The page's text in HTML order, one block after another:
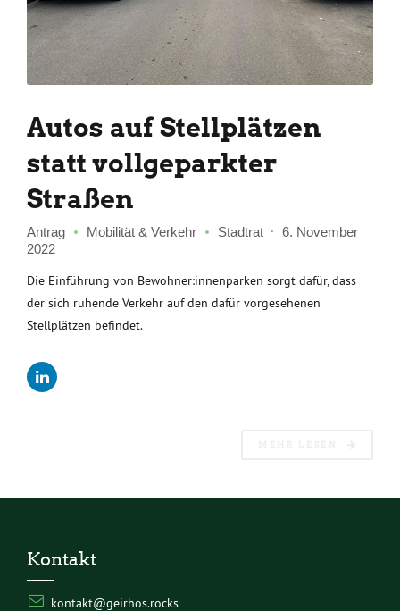
Autos auf Stellplätzen
statt vollgeparkter
Straßen
Antrag Mobilität & Verkehr Stadtrat
6. November
2022
Die Einführung von Bewohner:innenparken sorgt dafür, dass
der sich ruhende Verkehr auf den dafür vorgesehenen
Stellplätzen befindet.
Kontakt
kontakt@geirhos.rocks